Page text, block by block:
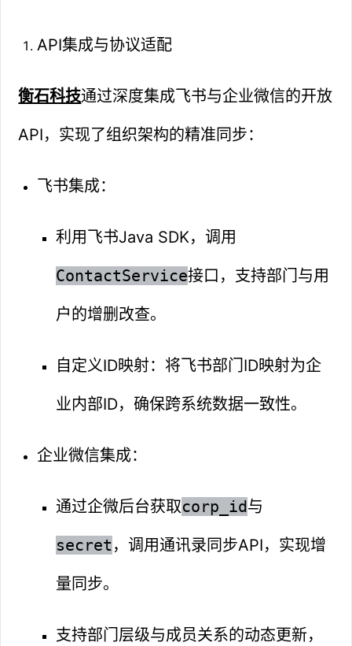
API集成与协议适配
衡石科技通过深度集成飞书与企业微信的开放
API，实现了组织架构的精准同步：
飞书集成：
利用飞书Java SDK，调用
ContactService接口，支持部门与用
户的增删改查。
自定义ID映射：将飞书部门ID映射为企
业内部ID，确保跨系统数据一致性。
企业微信集成：
通过企微后台获取corp_id与
secret ，调用通讯录同步API，实现增
量同步。
支持部门层级与成员关系的动态更新，